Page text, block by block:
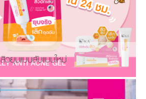
สิวยุบแบบสับแบบใหม่